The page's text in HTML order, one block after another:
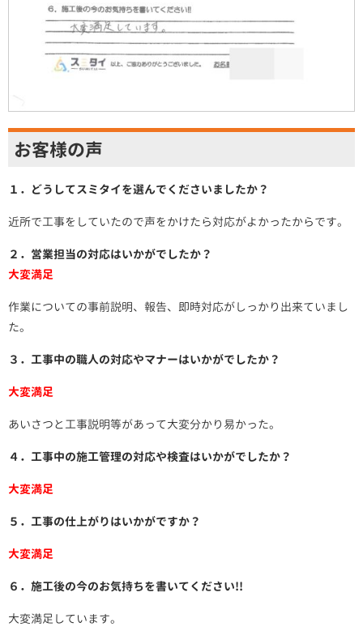
お客様の声
１．どうしてスミタイを選んでくださいましたか？
近所で工事をしていたので声をかけたら対応がよかったからです。
２．営業担当の対応はいかがでしたか？
大変満足
作業についての事前説明、報告、即時対応がしっかり出来ていまし
た。
３．工事中の職人の対応やマナーはいかがでしたか？
大変満足
あいさつと工事説明等があって大変分かり易かった。
４．工事中の施工管理の対応や検査はいかがでしたか？
大変満足
５．工事の仕上がりはいかがですか？
大変満足
６．施工後の今のお気持ちを書いてください!!
大変満足しています。